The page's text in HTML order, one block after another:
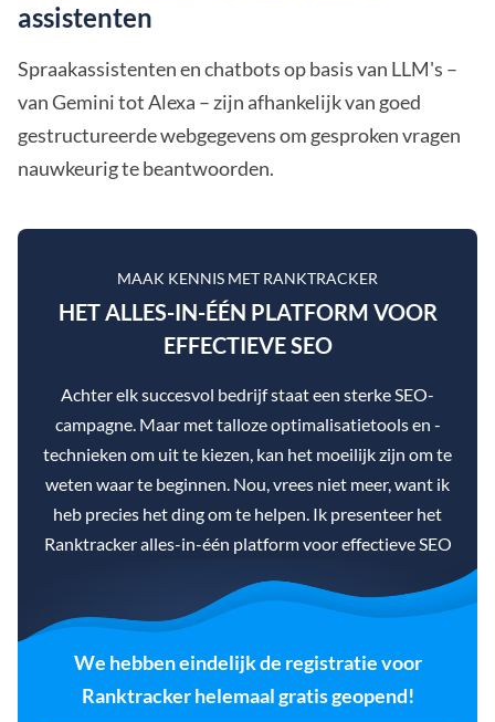
assistenten
Spraakassistenten en chatbots op basis van LLM's –
van Gemini tot Alexa – zijn afhankelijk van goed
gestructureerde webgegevens om gesproken vragen
nauwkeurig te beantwoorden.
MAAK KENNIS MET RANKTRACKER
HET ALLES-IN-ÉÉN PLATFORM VOOR
EFFECTIEVE SEO
Achter elk succesvol bedrijf staat een sterke SEO-
campagne. Maar met talloze optimalisatietools en -
technieken om uit te kiezen, kan het moeilijk zijn om te
weten waar te beginnen. Nou, vrees niet meer, want ik
heb precies het ding om te helpen. Ik presenteer het
Ranktracker alles-in-één platform voor effectieve SEO
We hebben eindelijk de registratie voor
Ranktracker helemaal gratis geopend!